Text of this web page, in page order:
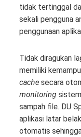
tidak tertinggal
sekali pengguna
penggunaan
Tidak diragukan
memiliki
cache secara
monitoring
sampah file. DU
aplikasi latar
otomatis